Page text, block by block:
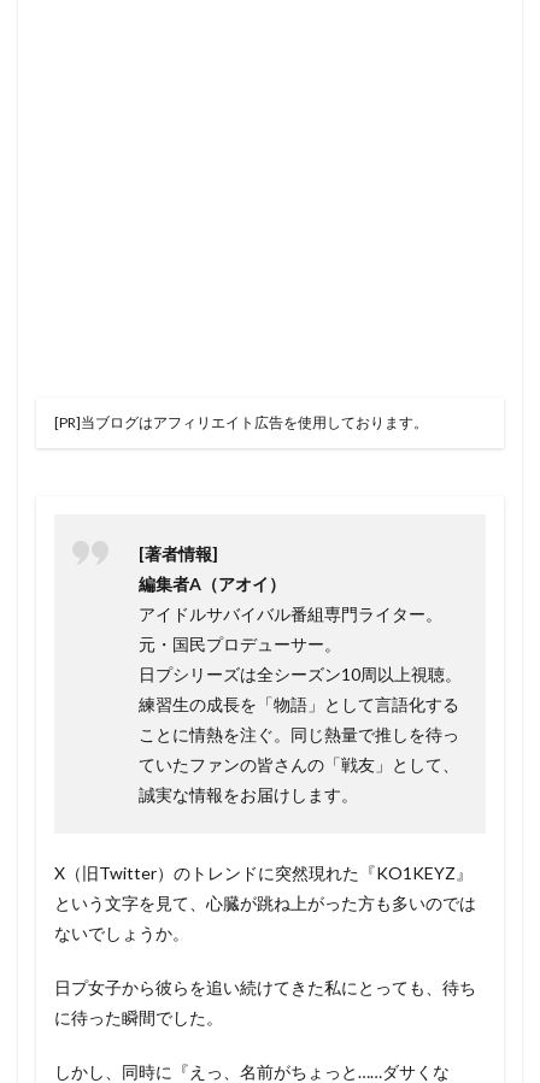
[PR]当ブログはアフィリエイト広告を使用しております。
[著者情報]
編集者A（アオイ）
アイドルサバイバル番組専門ライター。
元・国民プロデューサー。
日プシリーズは全シーズン10周以上視聴。
練習生の成長を「物語」として言語化する
ことに情熱を注ぐ。同じ熱量で推しを待っ
ていたファンの皆さんの「戦友」として、
誠実な情報をお届けします。
X（旧Twitter）のトレンドに突然現れた『KO1KEYZ』
という文字を見て、心臓が跳ね上がった方も多いのでは
ないでしょうか。
日プ女子から彼らを追い続けてきた私にとっても、待ち
に待った瞬間でした。
しかし、同時に『えっ、名前がちょっと……ダサくな